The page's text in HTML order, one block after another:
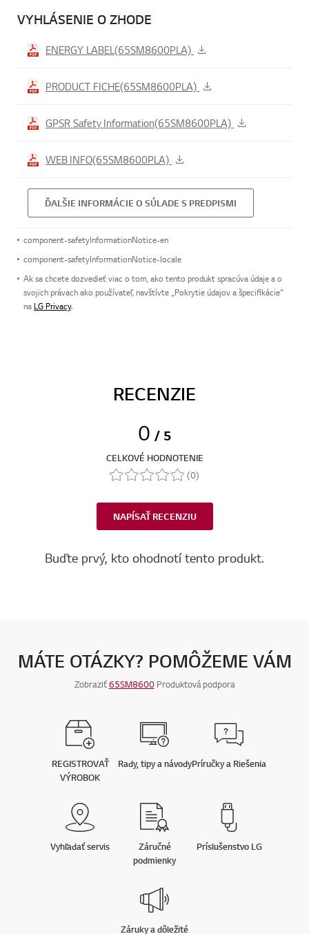
VYHLÁSENIE O ZHODE
ENERGY LABEL(65SM8600PLA)
PRODUCT FICHE(65SM8600PLA)
GPSR Safety Information(65SM8600PLA)
WEB INFO(65SM8600PLA)
ĎALŠIE INFORMÁCIE O SÚLADE S PREDPISMI
component-safetyInformationNotice-en
component-safetyInformationNotice-locale
Ak sa chcete dozvedieť viac o tom, ako tento produkt spracúva údaje a o
svojich právach ako používateľ, navštívte „Pokrytie údajov a špecifikácie“
na LG Privacy.
RECENZIE
0 / 5
CELKOVÉ HODNOTENIE
(0)
NAPÍSAŤ RECENZIU
Buďte prvý, kto ohodnotí tento produkt.
MÁTE OTÁZKY? POMÔŽEME VÁM
Zobraziť65SM8600Produktová podpora
REGISTROVAŤ
VÝROBOK
Rady, tipy a návodyPríručky a Riešenia
Vyhľadať servis
Záručné
podmienky
Príslušenstvo LG
Záruky a dôležité